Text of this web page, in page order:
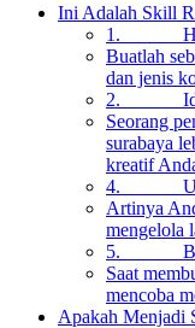
Ini Adalah Skill
1. Harus
Buatlah
dan jenis
2. Ide
Seorang
surabaya
kreatif
4. Up to
Artinya
mengelola
5.
Saat
mencoba
Apakah Menjadi